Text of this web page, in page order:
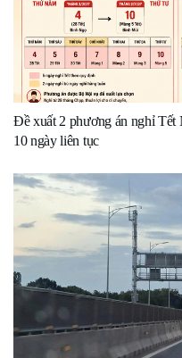
Đề xuất 2 phương án nghỉ Tết
10 ngày liên tục